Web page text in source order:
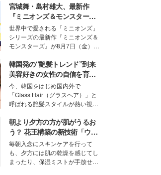
モデル・愛甲ひかりさんと橋下美
好さんを迎えて本音で女子会トー
ク。猛暑のお出かけを快適に過ご
すヒントや、2人が感動した夏の
生理の新常識にも迫りました。
宮城舞・島村雄大、最新作
『ミニオンズ＆モンスター
ズ』の魅力熱弁 ハチャメチャ
だけじゃない“友情と絆”に感
動
世界中で愛される「ミニオンズ」
シリーズの最新作『ミニオンズ＆
モンスターズ』が8月7日（金）に
ニオン好き”という共通点を持つモ
デルの宮城舞と島村雄大の特別対
談をお届け！それぞれの視点か
ら、今作ならではの魅力や予想外
の感動をもたらす奥深いストーリ
ーについて熱く語り合ってもらっ
た。
韓国発の“艶髪トレンド”到来
美容好きの女性の自信を育む
「ヘアケア事情」って？
今、韓国をはじめ国内外で
「Glass Hair（グラスヘア）」と
呼ばれる艶髪スタイルが熱い視線
ションの完成度を高めるベースと
して、“髪そのものの美しさ”に改
めて注目する人が増えている様
子。今回は、そんな憧れの艶やか
な髪を日常で叶える、美容好きの
女性たちのヘアケア事情を紹介し
朝より夕方の方が肌がうるお
う？ 花王構築の新技術「ウォ
ーターキャプチャリングスキ
ン（捕水肌）」がスキンケア
の常識を変える予感
毎朝入念にスキンケアを行って
も、夕方には肌の乾燥を感じてし
まったり、保湿ミストが手放せな